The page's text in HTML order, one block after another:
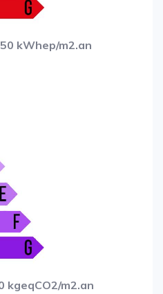
kWhep/m2.an
kgeqCO2/m2.an